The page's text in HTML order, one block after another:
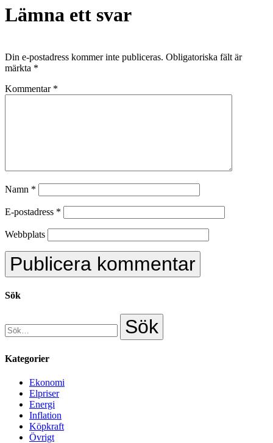
Lämna ett svar
Din e-postadress kommer inte publiceras. Obligatoriska fält är
märkta *
Kommentar *
Namn *
E-postadress *
Webbplats
Sök
Kategorier
Ekonomi
Elpriser
Energi
Inflation
Köpkraft
Övrigt